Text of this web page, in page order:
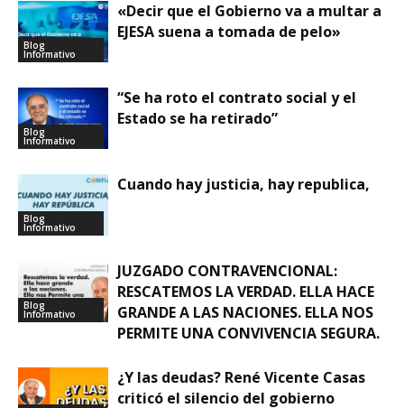
Blog
Informativo
«Decir que el Gobierno va a multar a
EJESA suena a tomada de pelo»
Blog
Informativo
“Se ha roto el contrato social y el
Estado se ha retirado”
Blog
Informativo
Cuando hay justicia, hay republica,
Blog
Informativo
JUZGADO CONTRAVENCIONAL:
RESCATEMOS LA VERDAD. ELLA HACE
GRANDE A LAS NACIONES. ELLA NOS
PERMITE UNA CONVIVENCIA SEGURA.
¿Y las deudas? René Vicente Casas
criticó el silencio del gobierno